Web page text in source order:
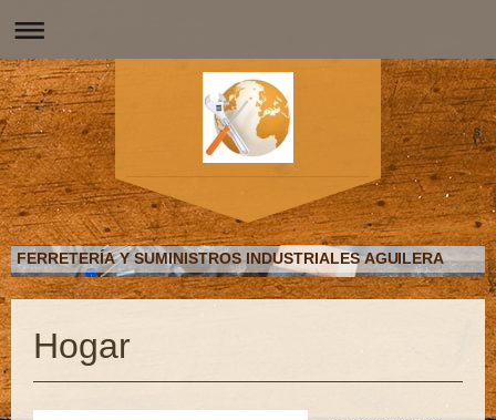
FERRETERÍA Y SUMINISTROS INDUSTRIALES AGUILERA
Hogar